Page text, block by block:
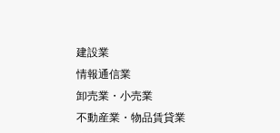
建設業
情報通信業
卸売業・小売業
不動産業・物品賃貸業